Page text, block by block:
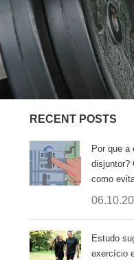
Felicidade
Motivação Fitness
Produtos Fitness
Sem categoria
RECENT POSTS
Por que a
disjuntor?
como
Estudo
exercício